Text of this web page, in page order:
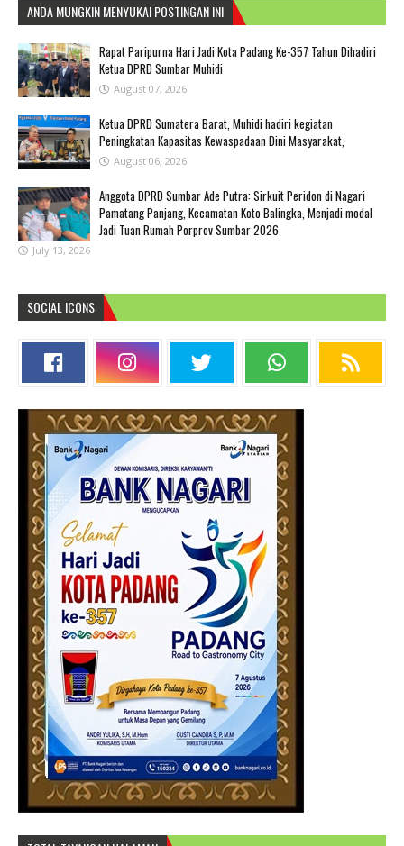
ANDA MUNGKIN MENYUKAI POSTINGAN INI
Rapat Paripurna Hari Jadi Kota Padang Ke-357 Tahun Dihadiri
Ketua DPRD Sumbar Muhidi
August 07, 2026
Ketua DPRD Sumatera Barat, Muhidi hadiri kegiatan
Peningkatan Kapasitas Kewaspadaan Dini Masyarakat,
August 06, 2026
Anggota DPRD Sumbar Ade Putra: Sirkuit Peridon di Nagari
Pamatang Panjang, Kecamatan Koto Balingka, Menjadi modal
Jadi Tuan Rumah Porprov Sumbar 2026
July 13, 2026
SOCIAL ICONS